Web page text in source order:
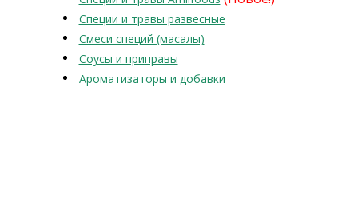
Специи и травы развесные
Смеси специй (масалы)
Соусы и приправы
Ароматизаторы и добавки